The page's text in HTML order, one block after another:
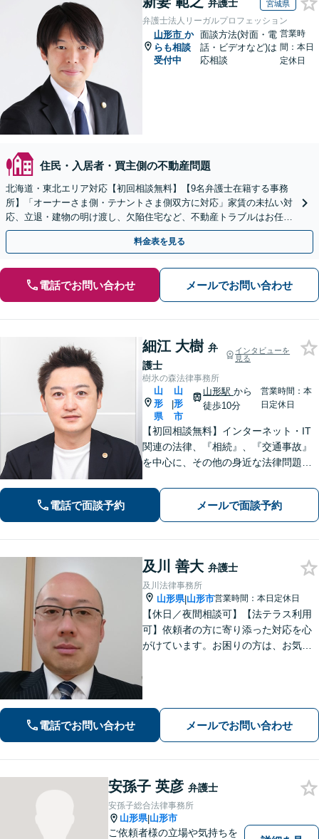
弁護士 宮城県
弁護士法人リーガルプロフェッション
山形市 か
らも相談
受付中
面談方法(対面・電
話・ビデオなど)は
応相談
営業時
間：本日
定休日
住民・入居者・買主側の不動産問題
北海道・東北エリア対応【初回相談無料】【9名弁護士在籍する事務
所】「オーナーさま側・テナントさま側双方に対応」家賃の未払い対
応、立退・建物の明け渡し、欠陥住宅など、不動産トラブルはお任せ
ください「早期相談で損失を最小限に」
料金表を見る
電話でお問い合わせ メールでお問い合わせ
細江 大樹 弁
護士
インタビューを
見る
樹氷の森法律事務所
山
形
県
|
山
形
市
山形駅 から
徒歩10分
営業時間：本
日定休日
【初回相談無料】インターネット・IT
関連の法律、『相続』、『交通事故』
を中心に、その他の身近な法律問題も
ず、まずはお気軽にご相談ください
【オンライン相談可能】【完全個室】
【駐車場あり】【山形駅11分】
電話で面談予約 メールで面談予約
及川 善大 弁護士
及川法律事務所
山形県|山形市営業時間：本日定休日
【休日／夜間相談可】【法テラス利用
可】依頼者の方に寄り添った対応を心
がけています。お困りの方は、お気軽
電話でお問い合わせ メールでお問い合わせ
安孫子 英彦 弁護士
安孫子総合法律事務所
山形県|山形市
ご依頼者様の立場や気持ちを